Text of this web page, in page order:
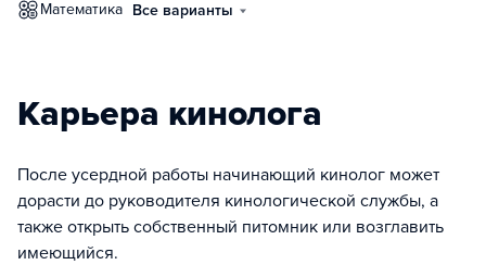
математика Все варианты
Карьера кинолога
После усердной работы начинающий кинолог может
дорасти до руководителя кинологической службы, а
также открыть собственный питомник или возглавить
имеющийся.